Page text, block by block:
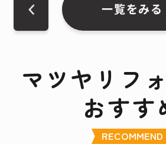
一覧をみる
マツヤリフ
おすす
RECOMMEND